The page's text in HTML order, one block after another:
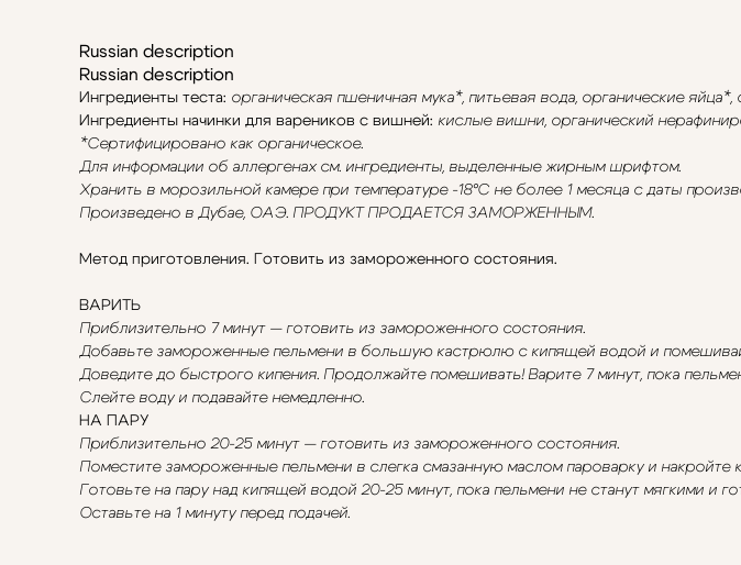
Russian description
Russian description
Ингредиенты теста: органическая пшеничная мука*, питьевая вода, органические
Ингредиенты начинки для вареников с вишней: кислые вишни, органический
*Сертифицировано как органическое.
Для информации об аллергенах см. ингредиенты, выделенные жирным шрифтом.
Хранить в морозильной камере при температуре -18°C не более 1 месяца с даты
Произведено в Дубае, ОАЭ. ПРОДУКТ ПРОДАЕТСЯ ЗАМОРЖЕННЫМ.
Метод приготовления. Готовить из замороженного состояния.
ВАРИТЬ
Приблизительно 7 минут — готовить из замороженного состояния.
Добавьте замороженные пельмени в большую кастрюлю с кипящей водой и
Доведите до быстрого кипения. Продолжайте помешивать! Варите 7 минут, пока
Слейте воду и подавайте немедленно.
НА ПАРУ
Приблизительно 20-25 минут — готовить из замороженного состояния.
Поместите замороженные пельмени в слегка смазанную маслом пароварку и накройте
Готовьте на пару над кипящей водой 20-25 минут, пока пельмени не станут мягкими и
Оставьте на 1 минуту перед подачей.